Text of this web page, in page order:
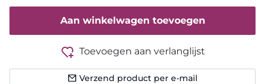
Aan winkelwagen toevoegen
Toevoegen aan verlanglijst
Verzend product per e-mail